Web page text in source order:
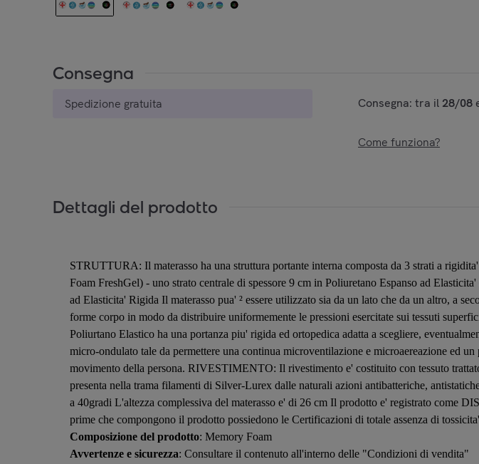
Consegna
Spedizione gratuita Consegna: tra il 28/08
Come funziona?
Dettagli del prodotto
STRUTTURA: Il materasso ha una struttura portante interna composta da 3 strati a
Foam FreshGel) - uno strato centrale di spessore 9 cm in Poliuretano Espanso ad
ad Elasticita' Rigida Il materasso pua' ² essere utilizzato sia da un lato che da un altro, a
forme corpo in modo da distribuire uniformemente le pressioni esercitate sui tessuti
Poliurtano Elastico ha una portanza piu' rigida ed ortopedica adatta a scegliere,
micro-ondulato tale da permettere una continua microventilazione e microaereazione ed
movimento della persona. RIVESTIMENTO: Il rivestimento e' costituito con tessuto
presenta nella trama filamenti di Silver-Lurex dalle naturali azioni antibatteriche,
a 40gradi L'altezza complessiva del materasso e' di 26 cm Il prodotto e' registrato
prime che compongono il prodotto possiedono le Certificazioni di totale assenza di
Composizione del prodotto: Memory Foam
Avvertenze e sicurezza: Consultare il contenuto all'interno delle "Condizioni di vendita"